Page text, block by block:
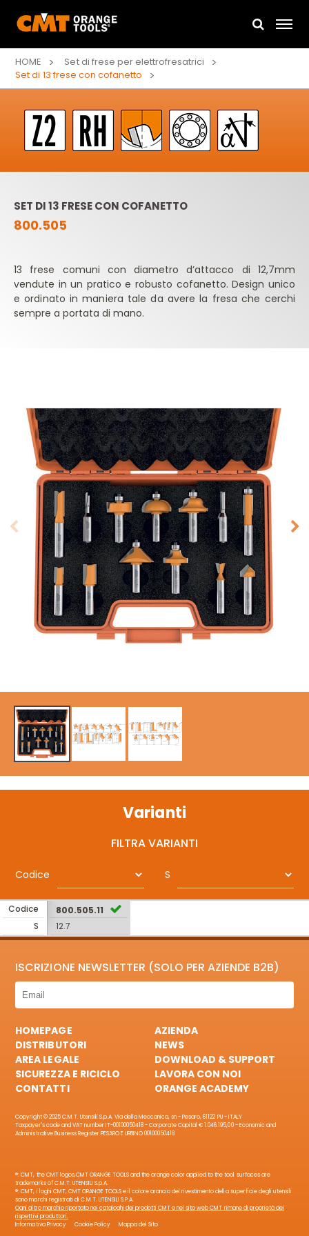
HOME
Set di frese per elettrofresatrici
Set di 13 frese con cofanetto
SET DI 13 FRESE CON COFANETTO
800.505
13 frese comuni con diametro d’attacco di 12,7mm
vendute in un pratico e robusto cofanetto. Design unico
e ordinato in maniera tale da avere la fresa che cerchi
sempre a portata di mano.
Varianti
FILTRA VARIANTI
Codice S
Codice
S
800.505.11
12.7
ISCRIZIONE NEWSLETTER (SOLO PER AZIENDE B2B)
HOMEPAGE
AZIENDA
DISTRIBUTORI
NEWS
AREA LEGALE
DOWNLOAD & SUPPORT
SICUREZZA E RICICLO
LAVORA CON NOI
CONTATTI
ORANGE ACADEMY
Copyright © 2025 C.M.T. Utensili S.p.A. Via della Meccanica, sn - Pesaro, 61122 PU - ITALY
Taxpayer's code and VAT number IT-00100050418 - Corporate Capital € 1.046.195,00 - Economic and
Administrative Business Register PESARO E URBINO 00100050418
®: CMT, the CMT logos,CMT ORANGE TOOLS and the orange color applied to the tool surfaces are
trademarks of C.M.T. UTENSILI S.p.A.
®: CMT, i loghi CMT, CMT ORANGE TOOLS e il colore arancio del rivestimento della superficie degli utensili
sono marchi registrati di C.M.T. UTENSILI S.P.A.
Ogni altro marchio riportato nei cataloghi dei prodotti CMT e nel sito web CMT rimane di proprietà dei
rispettivi produttori.
Informativa Privacy
Cookie Policy Mappa del Sito